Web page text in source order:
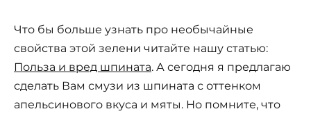
Что бы больше узнать про необычайные
свойства этой зелени читайте нашу статью:
Польза и вред шпината. А сегодня я предлагаю
сделать Вам смузи из шпината с оттенком
апельсинового вкуса и мяты. Но помните, что